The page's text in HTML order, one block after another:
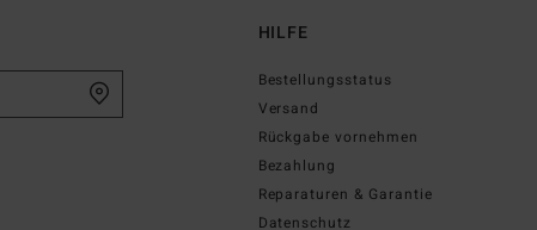
HILFE
Bestellungsstatus
Versand
Rückgabe vornehmen
Bezahlung
Reparaturen & Garantie
Datenschutz